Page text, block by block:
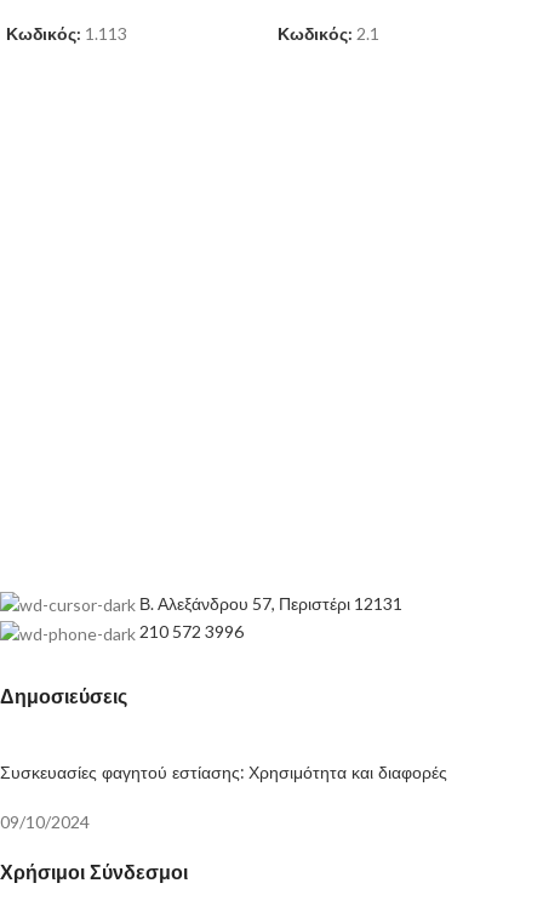
Κωδικός: 1.113 Κωδικός: 2.1
Β. Αλεξάνδρου 57, Περιστέρι 12131
210 572 3996
Δημοσιεύσεις
Συσκευασίες φαγητού εστίασης: Χρησιμότητα και διαφορές
09/10/2024
Χρήσιμοι Σύνδεσμοι